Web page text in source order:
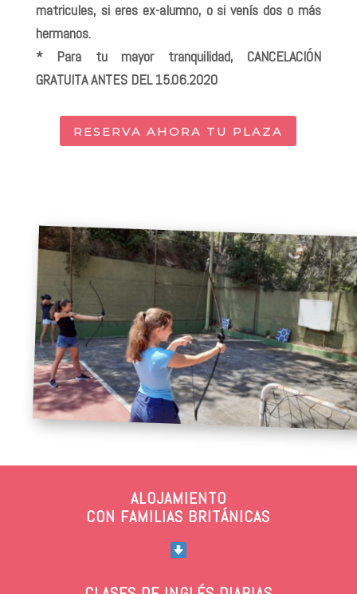
matricules, si eres ex-alumno, o si venís dos o más
hermanos.
* Para tu mayor tranquilidad, CANCELACIÓN
GRATUITA ANTES DEL 15.06.2020
RESERVA AHORA TU PLAZA
ALOJAMIENTO
CON FAMILIAS BRITÁNICAS